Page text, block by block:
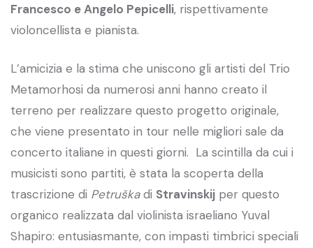
Francesco e Angelo Pepicelli, rispettivamente
violoncellista e pianista.
L’amicizia e la stima che uniscono gli artisti del Trio
Metamorhosi da numerosi anni hanno creato il
terreno per realizzare questo progetto originale,
che viene presentato in tour nelle migliori sale da
concerto italiane in questi giorni. La scintilla da cui i
musicisti sono partiti, è stata la scoperta della
trascrizione di Petruškadi Stravinskij per questo
organico realizzata dal violinista israeliano Yuval
Shapiro: entusiasmante, con impasti timbrici speciali